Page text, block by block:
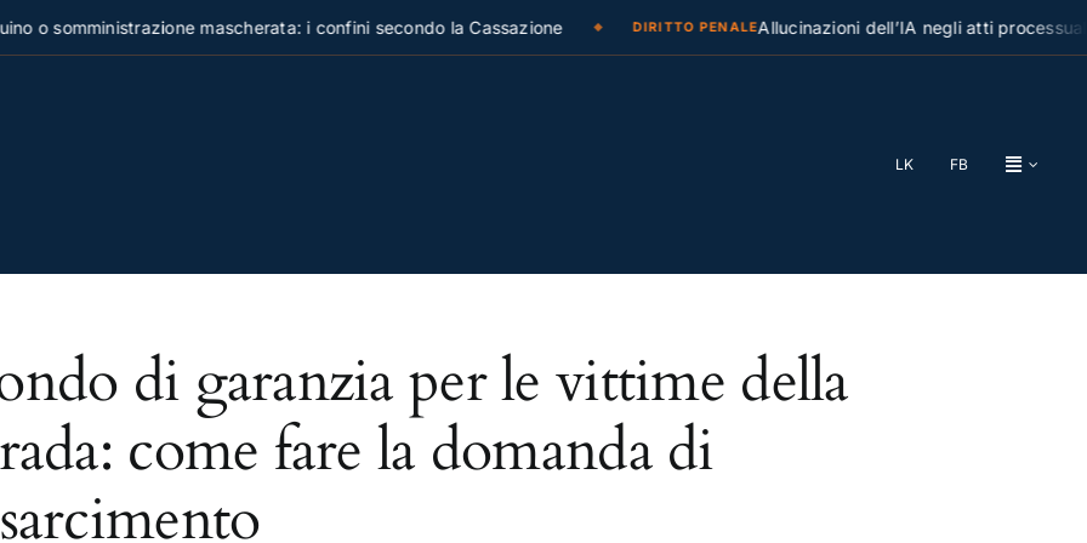
o somministrazione mascherata: i confini secondo la Cassazione DIRITTO PENALEAllucinazioni dell’IA negli atti
LK FB
di garanzia per le vittime della
come fare la domanda di